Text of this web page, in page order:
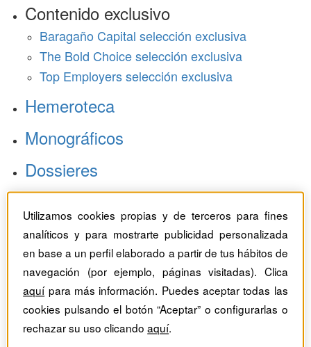
Contenido exclusivo
Baragaño Capital selección exclusiva
The Bold Choice selección exclusiva
Top Employers selección exclusiva
Hemeroteca
Monográficos
Dossieres
Revistas del mes
Utilizamos cookies propias y de terceros para fines
analíticos y para mostrarte publicidad personalizada
en base a un perfil elaborado a partir de tus hábitos de
navegación (por ejemplo, páginas visitadas). Clica
aquípara más información. Puedes aceptar todas las
cookies pulsando el botón “Aceptar” o configurarlas o
rechazar su uso clicandoaquí.